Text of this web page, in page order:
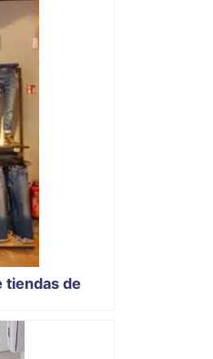
tiendas de